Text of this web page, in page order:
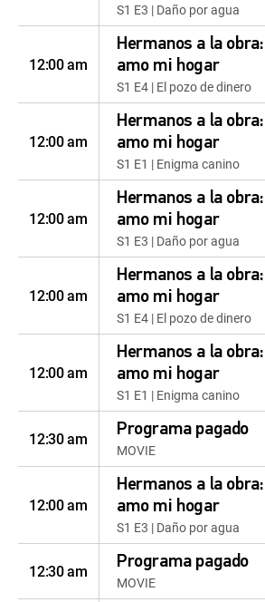
S1 E3 | Daño por agua
12:00 am
Hermanos a la obra:
amo mi hogar
S1 E4 | El pozo de dinero
12:00 am
Hermanos a la obra:
amo mi hogar
S1 E1 | Enigma canino
12:00 am
Hermanos a la obra:
amo mi hogar
S1 E3 | Daño por agua
12:00 am
Hermanos a la obra:
amo mi hogar
S1 E4 | El pozo de dinero
12:00 am
Hermanos a la obra:
amo mi hogar
S1 E1 | Enigma canino
12:30 am Programa pagado
MOVIE
12:00 am
Hermanos a la obra:
amo mi hogar
S1 E3 | Daño por agua
12:30 am Programa pagado
MOVIE